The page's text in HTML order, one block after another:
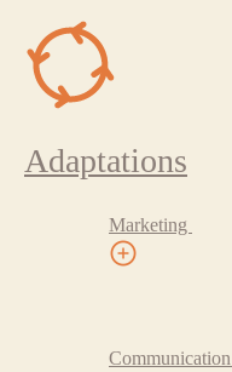
Adaptations
Marketing
Communication